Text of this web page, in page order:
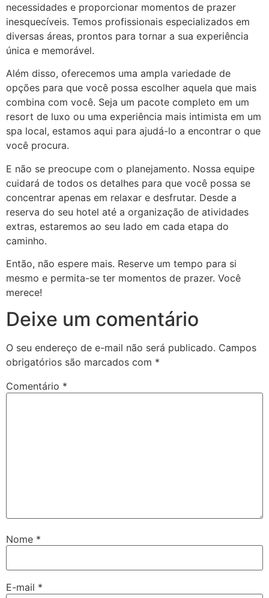
necessidades e proporcionar momentos de prazer
inesquecíveis. Temos profissionais especializados em
diversas áreas, prontos para tornar a sua experiência
única e memorável.
Além disso, oferecemos uma ampla variedade de
opções para que você possa escolher aquela que mais
combina com você. Seja um pacote completo em um
resort de luxo ou uma experiência mais intimista em um
spa local, estamos aqui para ajudá-lo a encontrar o que
você procura.
E não se preocupe com o planejamento. Nossa equipe
cuidará de todos os detalhes para que você possa se
concentrar apenas em relaxar e desfrutar. Desde a
reserva do seu hotel até a organização de atividades
extras, estaremos ao seu lado em cada etapa do
caminho.
Então, não espere mais. Reserve um tempo para si
mesmo e permita-se ter momentos de prazer. Você
merece!
Deixe um comentário
O seu endereço de e-mail não será publicado. Campos
obrigatórios são marcados com *
Comentário *
Nome *
E-mail *